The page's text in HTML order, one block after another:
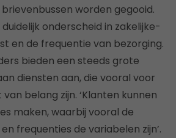
worden gegooid.
onderscheid in zakelijke-
en de frequentie van bezorging.
bieden een steeds grote
diensten aan, die vooral voor
belang zijn. ‘Klanten kunnen
maken, waarbij vooral de
frequenties de variabelen zijn’.